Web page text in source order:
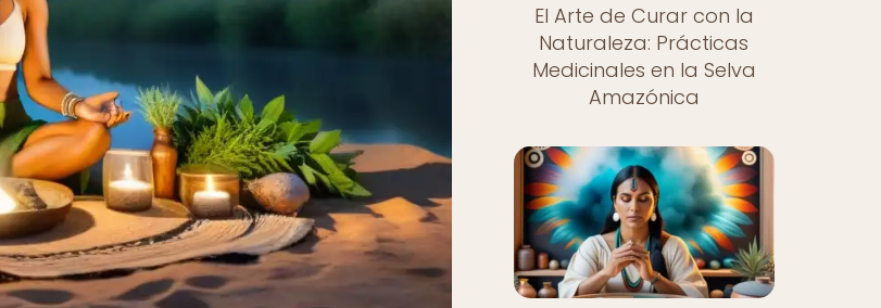
El Arte de Curar con la
Naturaleza: Prácticas
Medicinales en la Selva
Amazónica